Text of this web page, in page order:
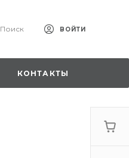
Поиск ВОЙТИ
КОНТАКТЫ